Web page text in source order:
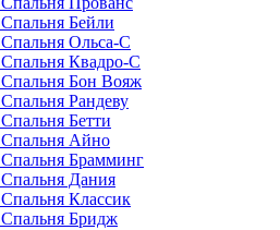
Спальня Бейли
Спальня Ольса-С
Спальня Квадро-С
Спальня Бон Вояж
Спальня Рандеву
Спальня Бетти
Спальня Айно
Спальня Брамминг
Спальня Дания
Спальня Классик
Спальня Бридж